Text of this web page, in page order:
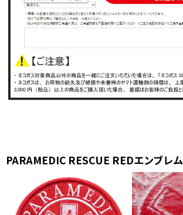
PARAMEDIC RESCUE REDエンブレム